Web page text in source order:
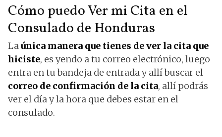
Cómo puedo Ver mi Cita en el
Consulado de Honduras
Laúnica manera que tienes de ver la cita que
hiciste, es yendo a tu correo electrónico, luego
entra en tu bandeja de entrada y allí buscar el
correo de confirmación de la cita, allí podrás
ver el día y la hora que debes estar en el
consulado.